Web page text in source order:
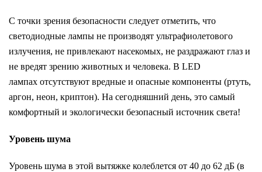
С точки зрения безопасности следует отметить, что
светодиодные лампы не производят ультрафиолетового
излучения, не привлекают насекомых, не раздражают глаз и
не вредят зрению животных и человека. В LED
лампах отсутствуют вредные и опасные компоненты (ртуть,
аргон, неон, криптон). На сегодняшний день, это самый
комфортный и экологически безопасный источник света!
Уровень шума
Уровень шума в этой вытяжке колеблется от 40 до 62 дБ (в